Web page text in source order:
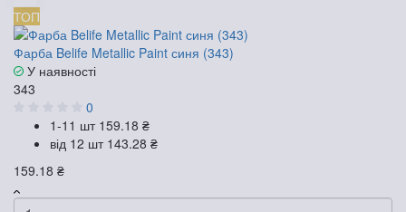
ТОП
Фарба Belife Metallic Paint синя (343)
У наявності
343
0
1-11 шт 159.18 ₴
від 12 шт 143.28 ₴
159.18 ₴